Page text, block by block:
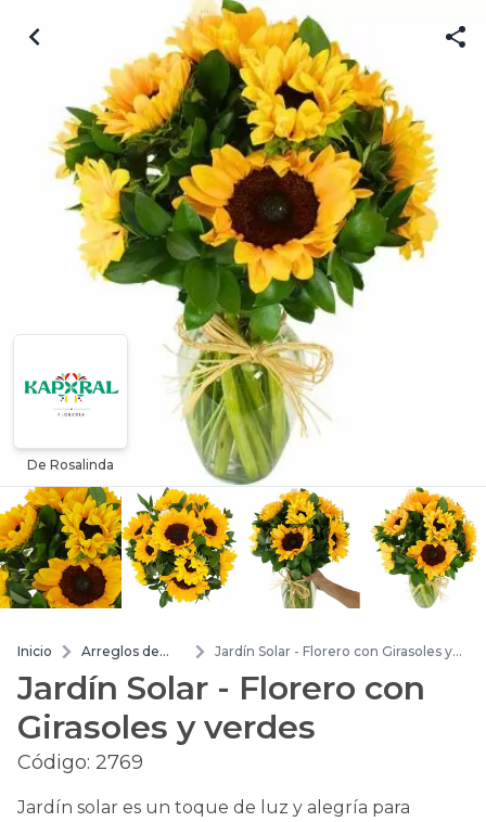
De Rosalinda
Inicio
Arreglos de
Jardín Solar - Florero con Girasoles y
Jardín Solar - Florero con
Girasoles y verdes
Código: 2769
Jardín solar es un toque de luz y alegría para